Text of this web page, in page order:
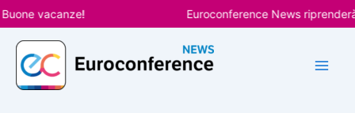
Vai
al
contenuto
vacanze! Euroconference News riprenderà le